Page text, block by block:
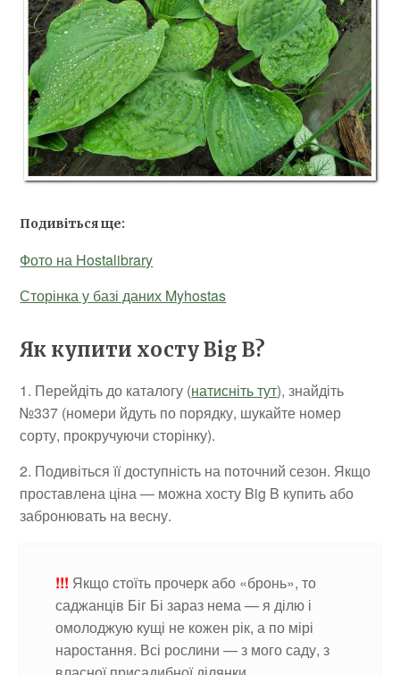
Подивіться ще:
Фото на Hostalibrary
Сторінка у базі даних Myhostas
Як купити хосту Big B?
1. Перейдіть до каталогу (натисніть тут), знайдіть
№337 (номери йдуть по порядку, шукайте номер
сорту, прокручуючи сторінку).
2. Подивіться її доступність на поточний сезон. Якщо
проставлена ціна — можна хосту Big B купить або
забронювать на весну.
!!! Якщо стоїть прочерк або «бронь», то
саджанців Біг Бі зараз нема — я ділю і
омолоджую кущі не кожен рік, а по мірі
наростання. Всі рослини — з мого саду, з